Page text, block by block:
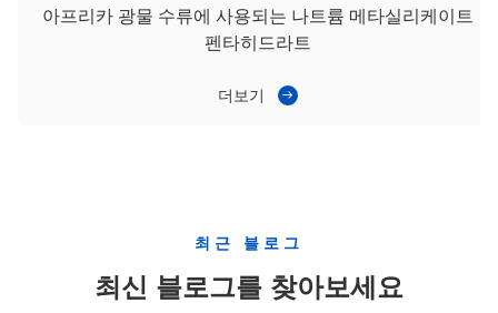
아프리카 광물 수류에 사용되는 나트륨 메타실리케이트
펜타히드라트
더보기
최근 블로그
최신 블로그를 찾아보세요